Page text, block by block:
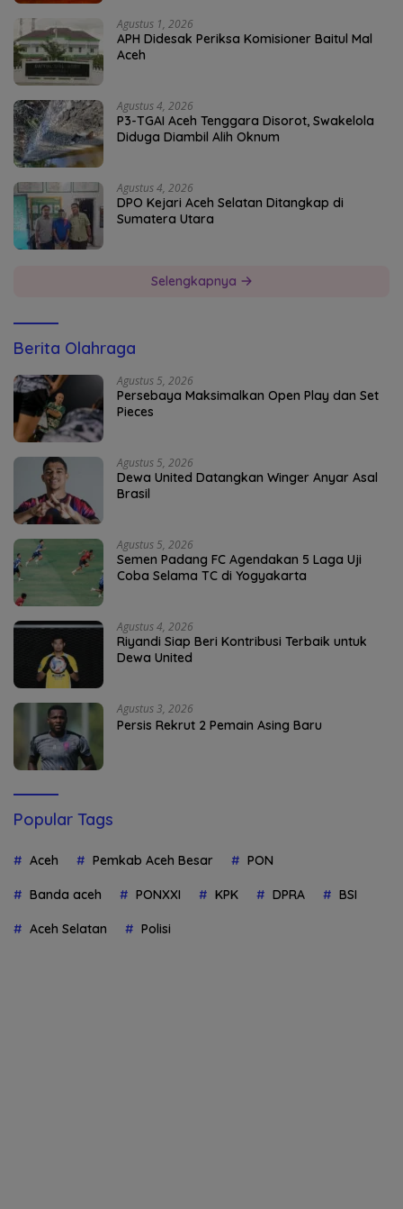
Agustus 1, 2026
APH Didesak Periksa Komisioner Baitul Mal
Aceh
Agustus 4, 2026
P3-TGAI Aceh Tenggara Disorot, Swakelola
Diduga Diambil Alih Oknum
Agustus 4, 2026
DPO Kejari Aceh Selatan Ditangkap di
Sumatera Utara
Selengkapnya
Berita Olahraga
Agustus 5, 2026
Persebaya Maksimalkan Open Play dan Set
Pieces
Agustus 5, 2026
Dewa United Datangkan Winger Anyar Asal
Brasil
Agustus 5, 2026
Semen Padang FC Agendakan 5 Laga Uji
Coba Selama TC di Yogyakarta
Agustus 4, 2026
Riyandi Siap Beri Kontribusi Terbaik untuk
Dewa United
Agustus 3, 2026
Persis Rekrut 2 Pemain Asing Baru
Popular Tags
Aceh Pemkab Aceh Besar PON
Banda aceh PONXXI KPK DPRA BSI
Aceh Selatan Polisi